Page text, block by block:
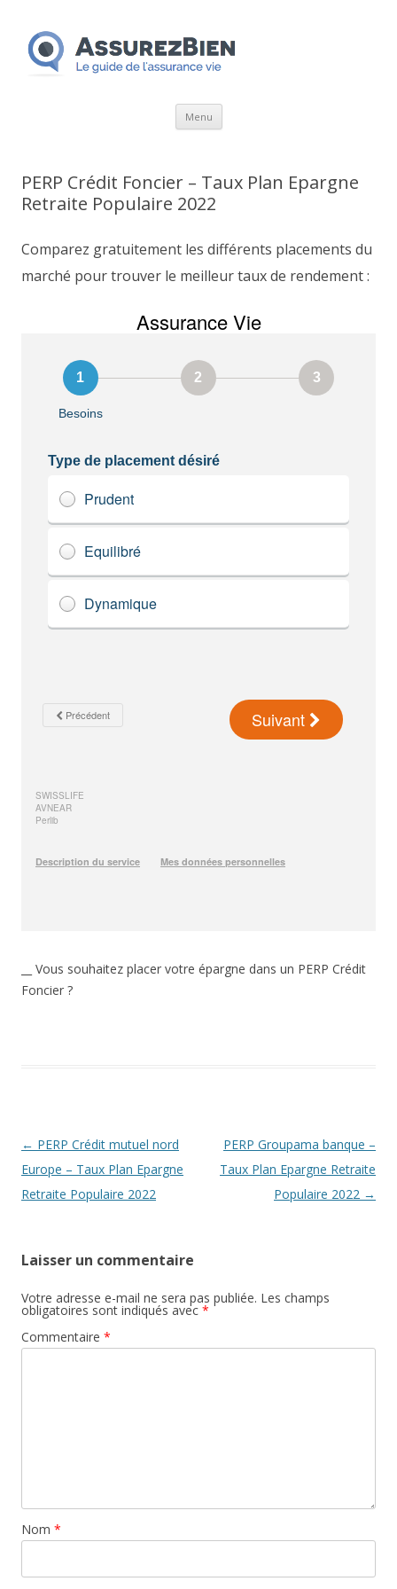
Menu Aller
PERP Crédit Foncier – Taux Plan Epargne
Retraite Populaire 2022
Comparez gratuitement les différents placements du
marché pour trouver le meilleur taux de rendement :
__ Vous souhaitez placer votre épargne dans un PERP Crédit
Foncier ?
Navigation
des
articles
← PERP Crédit mutuel nord
Europe – Taux Plan Epargne
Retraite Populaire 2022
PERP Groupama banque –
Taux Plan Epargne Retraite
Populaire 2022 →
Laisser un commentaire
Votre adresse e-mail ne sera pas publiée. Les champs
obligatoires sont indiqués avec *
Commentaire *
Nom *